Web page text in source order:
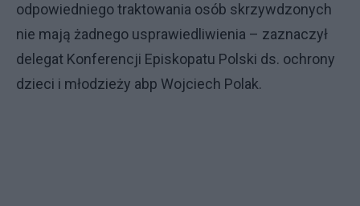
odpowiedniego traktowania osób skrzywdzonych
nie mają żadnego usprawiedliwienia – zaznaczył
delegat Konferencji Episkopatu Polski ds. ochrony
dzieci i młodzieży abp Wojciech Polak.